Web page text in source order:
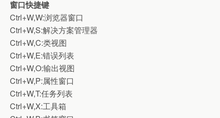
窗口快捷键
Ctrl+W,W:浏览器窗口
Ctrl+W,S:解决方案管理器
Ctrl+W,C:类视图
Ctrl+W,E:错误列表
Ctrl+W,O:输出视图
Ctrl+W,P:属性窗口
Ctrl+W,T:任务列表
Ctrl+W,X:工具箱